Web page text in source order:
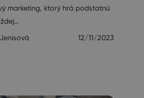
marketing, ktorý hrá podstatnú
12/11/2023